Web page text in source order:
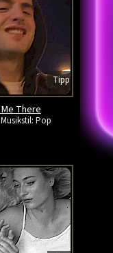
Tipp
There
Pop